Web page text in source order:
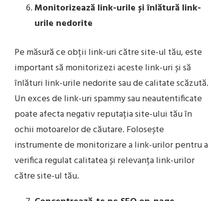
Monitorizează link-urile și înlătură link-
urile nedorite
Pe măsură ce obții link-uri către site-ul tău, este
important să monitorizezi aceste link-uri și să
înlături link-urile nedorite sau de calitate scăzută.
Un exces de link-uri spammy sau neautentificate
poate afecta negativ reputația site-ului tău în
ochii motoarelor de căutare. Folosește
instrumente de monitorizare a link-urilor pentru a
verifica regulat calitatea și relevanța link-urilor
către site-ul tău.